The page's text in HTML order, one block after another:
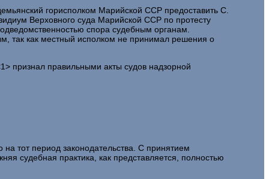
горисполком Марийской ССР предоставить С.
Верховного суда Марийской ССР по протесту
спора судебным органам.
так как местный исполком не принимал решения о
признал правильными акты судов надзорной
тот период законодательства. С принятием
судебная практика, как представляется, полностью